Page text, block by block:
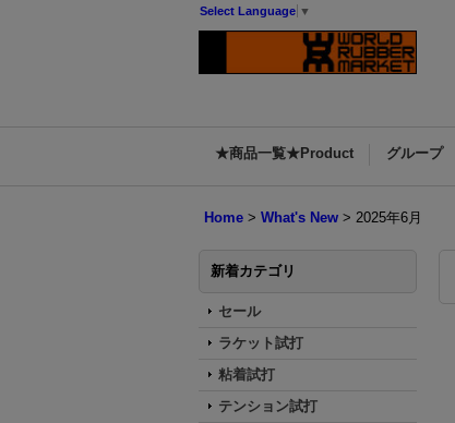
Select Language ▼
★商品一覧★Product グループ
Home > What's New > 2025年6月
新着カテゴリ
セール
ラケット試打
粘着試打
テンション試打